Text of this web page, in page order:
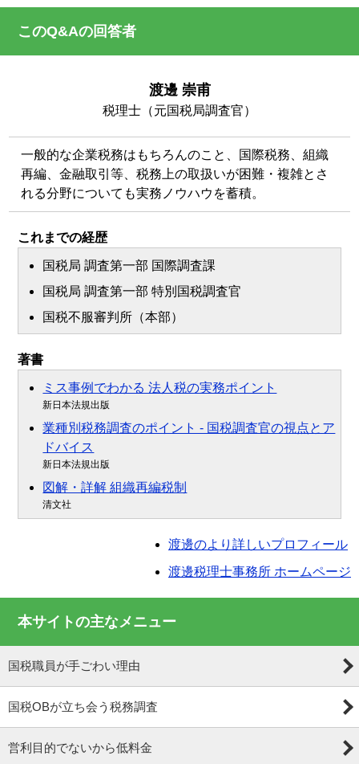
このQ&Aの回答者
渡邊 崇甫
税理士（元国税局調査官）
一般的な企業税務はもちろんのこと、国際税務、組織
再編、金融取引等、税務上の取扱いが困難・複雑とさ
れる分野についても実務ノウハウを蓄積。
これまでの経歴
国税局 調査第一部 国際調査課
国税局 調査第一部 特別国税調査官
国税不服審判所（本部）
著書
ミス事例でわかる 法人税の実務ポイント
新日本法規出版
業種別税務調査のポイント - 国税調査官の視点とア
ドバイス
新日本法規出版
図解・詳解 組織再編税制
清文社
渡邊のより詳しいプロフィール
渡邊税理士事務所 ホームページ
本サイトの主なメニュー
国税職員が手ごわい理由
国税OBが立ち会う税務調査
営利目的でないから低料金